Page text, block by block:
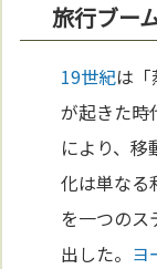
旅行ブー
19世紀は
が起きた時
により、移
化は単なる
を一つのス
出した。 ヨ